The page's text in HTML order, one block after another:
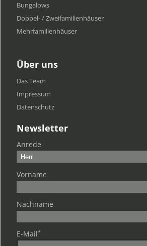
Bungalows
Doppel- / Zweifamilienhäuser
Mehrfamilien​häuser
Über uns
Das Team
Impressum
Datenschutz
Newsletter
Anrede
Vorname
Nachname
E-Mail*